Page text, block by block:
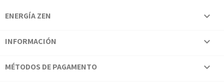
ENERGÍA ZEN 
INFORMACIÓN 
MÉTODOS DE PAGAMENTO 